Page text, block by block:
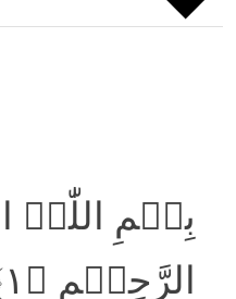
بِسۡمِ اللّٰہِ
الرَّحِیۡمِ ﴿۱﴾